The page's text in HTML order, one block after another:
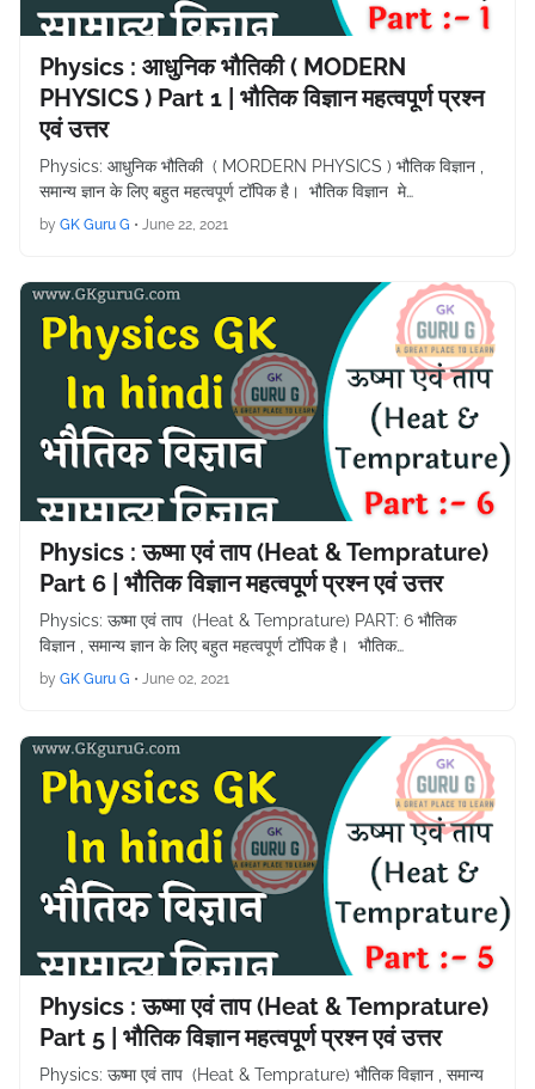
Physics : आधुनिक भौतिकी ( MODERN
PHYSICS ) Part 1 | भौतिक विज्ञान महत्वपूर्ण प्रश्न
एवं उत्तर
Physics: आधुनिक भौतिकी ( MORDERN PHYSICS ) भौतिक विज्ञान ,
समान्य ज्ञान के लिए बहुत महत्वपूर्ण टॉपिक है। भौतिक विज्ञान मे…
by GK Guru G • June 22, 2021
Physics : ऊष्मा एवं ताप (Heat & Temprature)
Part 6 | भौतिक विज्ञान महत्वपूर्ण प्रश्न एवं उत्तर
Physics: ऊष्मा एवं ताप (Heat & Temprature) PART: 6 भौतिक
विज्ञान , समान्य ज्ञान के लिए बहुत महत्वपूर्ण टॉपिक है। भौतिक…
by GK Guru G • June 02, 2021
Physics : ऊष्मा एवं ताप (Heat & Temprature)
Part 5 | भौतिक विज्ञान महत्वपूर्ण प्रश्न एवं उत्तर
Physics: ऊष्मा एवं ताप (Heat & Temprature) भौतिक विज्ञान , समान्य